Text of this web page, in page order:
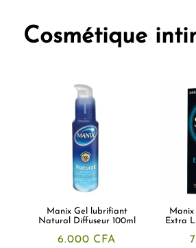
Cosmétique
Manix Gel lubrifiant
Natural Diffuseur 100ml
6.000 CFA
Manix
Extra